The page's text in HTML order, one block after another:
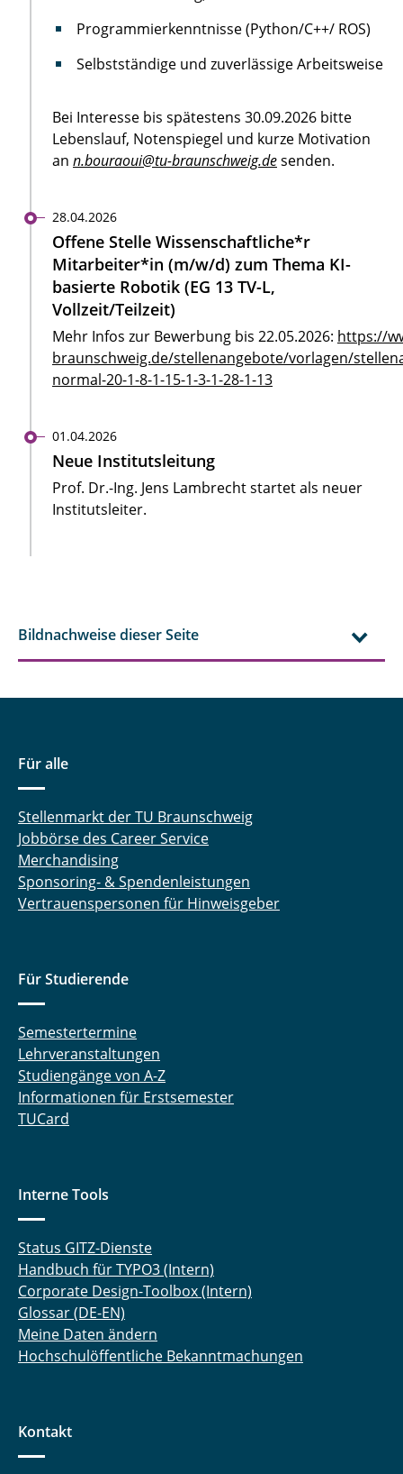
Programmierkenntnisse (Python/C++/ ROS)
Selbstständige und zuverlässige Arbeitsweise
Bei Interesse bis spätestens 30.09.2026 bitte
Lebenslauf, Notenspiegel und kurze Motivation
an n.bouraoui@tu-braunschweig.desenden.
28.04.2026
Offene Stelle Wissenschaftliche*r
Mitarbeiter*in (m/w/d) zum Thema KI-
basierte Robotik (EG 13 TV-L,
Vollzeit/Teilzeit)
Mehr Infos zur Bewerbung bis 22.05.2026: https://
braunschweig.de/stellenangebote/vorlagen/
normal-20-1-8-1-15-1-3-1-28-1-13
01.04.2026
Neue Institutsleitung
Prof. Dr.-Ing. Jens Lambrecht startet als neuer
Institutsleiter.
Bildnachweise dieser Seite
Für alle
Stellenmarkt der TU Braunschweig
Jobbörse des Career Service
Merchandising
Sponsoring- & Spendenleistungen
Vertrauenspersonen für Hinweisgeber
Für Studierende
Semestertermine
Lehrveranstaltungen
Studiengänge von A-Z
Informationen für Erstsemester
TUCard
Interne Tools
Status GITZ-Dienste
Handbuch für TYPO3 (Intern)
Corporate Design-Toolbox (Intern)
Glossar (DE-EN)
Meine Daten ändern
Hochschulöffentliche Bekanntmachungen
Kontakt